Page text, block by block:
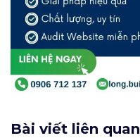
Bài viết liên quan